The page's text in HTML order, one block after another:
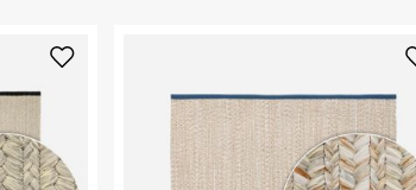
על גבי החבילה
באתר בלבד